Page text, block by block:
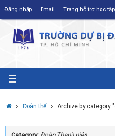
Đăng nhập Email Trang hỗ trợ học tập
HomeĐoàn thể Archive by category